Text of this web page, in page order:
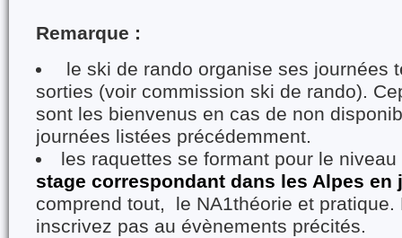
Remarque :
le ski de rando organise ses journées
sorties (voir commission ski de rando).
sont les bienvenus en cas de non
journées listées précédemment.
les raquettes se formant pour le
stage correspondant dans les Alpes en
comprend tout, le NA1théorie et pratique.
inscrivez pas au évènements précités.